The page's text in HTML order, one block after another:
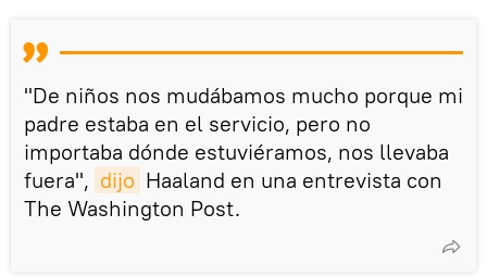
"De niños nos mudábamos mucho porque mi
padre estaba en el servicio, pero no
importaba dónde estuviéramos, nos llevaba
fuera", dijo Haaland en una entrevista con
The Washington Post.